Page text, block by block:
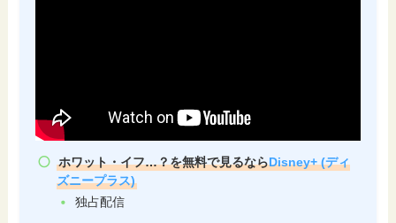
ホワット・イフ…？を無料で見るならDisney+ (ディ
ズニープラス)
独占配信